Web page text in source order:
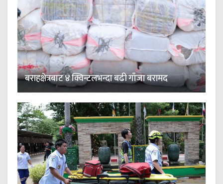
बराहक्षेत्रबाट ४ क्विन्टलभन्दा बढी गाँजा बरामद